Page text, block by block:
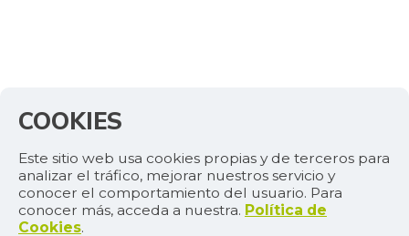
COOKIES
Este sitio web usa cookies propias y de terceros para
analizar el tráfico, mejorar nuestros servicio y
conocer el comportamiento del usuario. Para
conocer más, acceda a nuestra. Política de
Cookies.